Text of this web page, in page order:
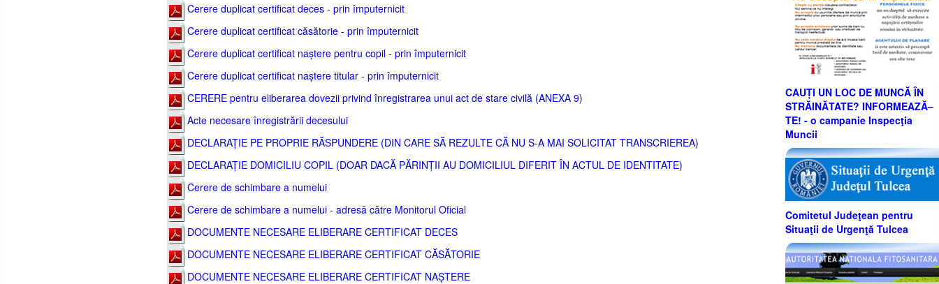
Cerere duplicat certificat deces - prin împuternicit
Cerere duplicat certificat căsătorie - prin împuternicit
Cerere duplicat certificat naștere pentru copil - prin împuternicit
Cerere duplicat certificat naștere titular - prin împuternicit
CERERE pentru eliberarea dovezii privind înregistrarea unui act de stare civilă (ANEXA 9)
Acte necesare înregistrării decesului
DECLARAȚIE PE PROPRIE RĂSPUNDERE (DIN CARE SĂ REZULTE CĂ NU S-A MAI SOLICITAT TRANSCRIEREA)
DECLARAȚIE DOMICILIU COPIL (DOAR DACĂ PĂRINȚII AU DOMICILIUL DIFERIT ÎN ACTUL DE IDENTITATE)
Cerere de schimbare a numelui
Cerere de schimbare a numelui - adresă către Monitorul Oficial
DOCUMENTE NECESARE ELIBERARE CERTIFICAT DECES
DOCUMENTE NECESARE ELIBERARE CERTIFICAT CĂSĂTORIE
DOCUMENTE NECESARE ELIBERARE CERTIFICAT NAȘTERE
CAUȚI UN LOC DE MUNCĂ ÎN
STRĂINĂTATE? INFORMEAZĂ–
TE! - o campanie Inspecţia
Muncii
Comitetul Judeţean pentru
Situaţii de Urgenţă Tulcea